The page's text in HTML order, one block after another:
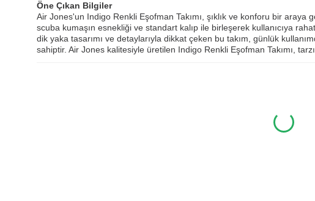
Öne Çıkan Bilgiler
Air Jones'un Indigo Renkli Eşofman Takımı, şıklık ve konforu bir
scuba kumaşın esnekliği ve standart kalıp ile birleşerek kullanıcıya
dik yaka tasarımı ve detaylarıyla dikkat çeken bu takım, günlük
sahiptir. Air Jones kalitesiyle üretilen Indigo Renkli Eşofman Takımı,